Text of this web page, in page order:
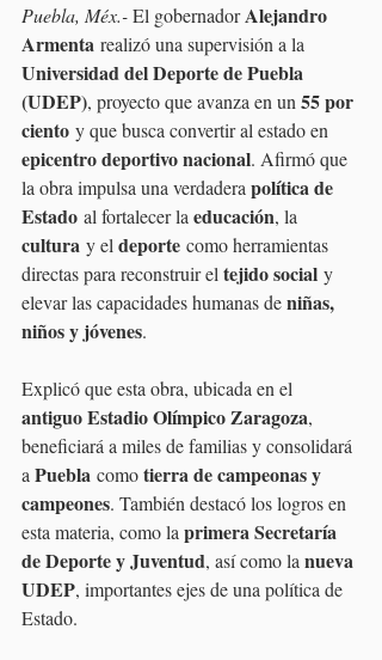
Puebla, Méx.- El gobernador Alejandro
Armenta realizó una supervisión a la
Universidad del Deporte de Puebla
(UDEP), proyecto que avanza en un 55 por
ciento y que busca convertir al estado en
epicentro deportivo nacional. Afirmó que
la obra impulsa una verdadera política de
Estado al fortalecer la educación, la
cultura y el deporte como herramientas
directas para reconstruir el tejido social y
elevar las capacidades humanas de niñas,
niños y jóvenes.
Explicó que esta obra, ubicada en el
antiguo Estadio Olímpico Zaragoza,
beneficiará a miles de familias y consolidará
a Puebla como tierra de campeonas y
campeones. También destacó los logros en
esta materia, como la primera Secretaría
de Deporte y Juventud, así como la nueva
UDEP, importantes ejes de una política de
Estado.